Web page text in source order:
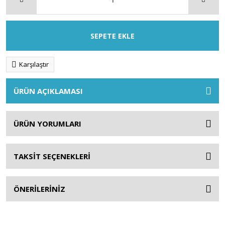
SEPETE EKLE
Karşılaştır
ÜRÜN AÇIKLAMASI
ÜRÜN YORUMLARI
TAKSİT SEÇENEKLERİ
ÖNERİLERİNİZ